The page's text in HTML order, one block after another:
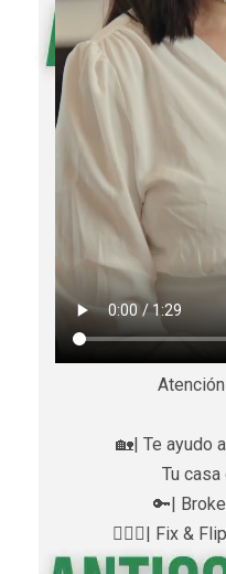
🏡| Te ayudo
Tu
🔑|
👷🏼‍♀️| Fix &